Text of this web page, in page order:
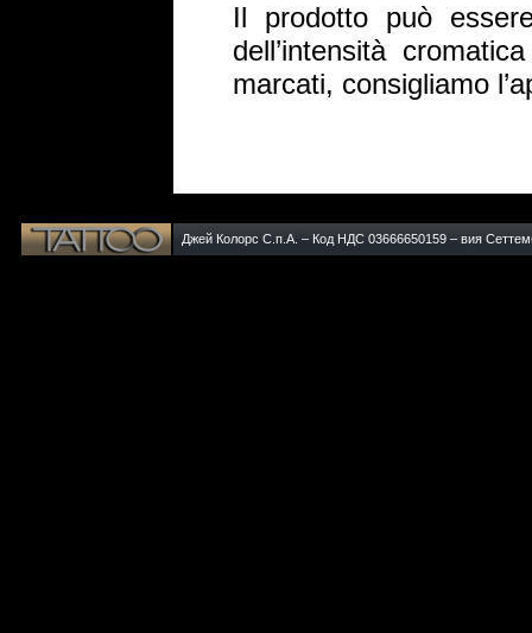
Il prodotto può
dell’intensità
marcati, consigliamo
Джей Колорс С.п.А. – Код НДС 03666650159 – вия